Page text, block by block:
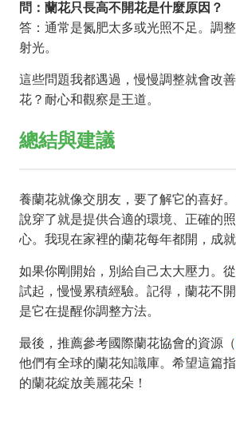
問：蘭花只長高不開花是什麼原因？
答：通常是氮肥太多或光照不足。調
射光。
這些問題我都遇過，慢慢調整就會改
花？耐心和觀察是王道。
總結與建議
養蘭花就像交朋友，要了解它的喜好
說穿了就是提供合適的環境、正確的
心。我現在家裡的蘭花每年都開，成就
如果你剛開始，別給自己太大壓力。
試起，慢慢累積經驗。記得，蘭花不
是它在提醒你調整方法。
最後，推薦參考國際蘭花協會的資源（
他們有全球的蘭花知識庫。希望這篇
的蘭花綻放美麗花朵！